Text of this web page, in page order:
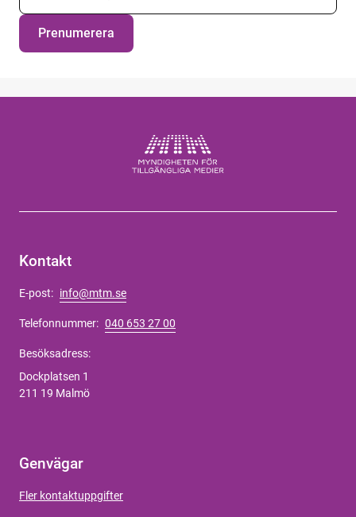
Prenumerera
Kontakt
E-post: info@mtm.se
Telefonnummer: 040 653 27 00
Besöksadress:
Dockplatsen 1
211 19 Malmö
Genvägar
Fler kontaktuppgifter